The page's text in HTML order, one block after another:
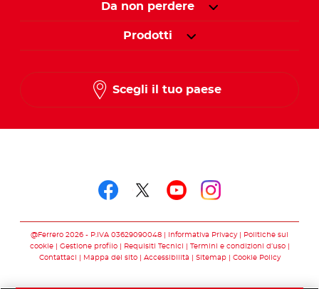
Da non perdere
Prodotti
Scegli il tuo paese
@Ferrero 2026 - P.IVA 03629090048 Informativa Privacy
Politiche sui
cookie
Gestione profilo Requisiti Tecnici
Termini e condizioni d’uso
Contattaci
Mappa del sito Accessibilità Sitemap Cookie Policy